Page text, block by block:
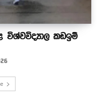
විශ්වවිද්‍යාල කඩඉම්